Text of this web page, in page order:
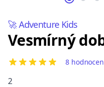
🚀 Adventure Kids
Vesmírný
5 out of 5 stars 8
2